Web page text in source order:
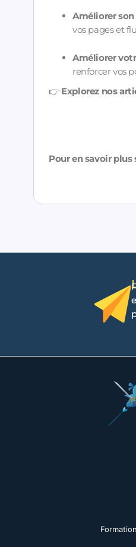
Améliorer
vos pages et
Améliorer
renforcer vos
👉 Explorez nos
Pour en savoir plus